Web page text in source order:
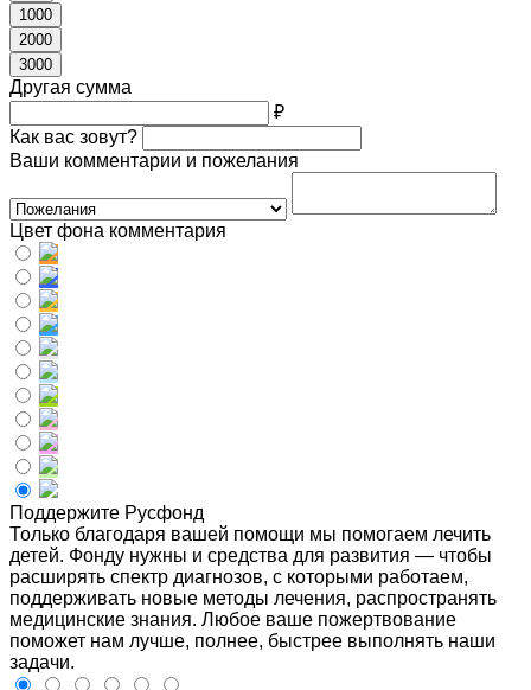
1000
2000
3000
Другая сумма
₽
Как вас зовут?
Ваши комментарии и пожелания
Цвет фона комментария
Поддержите Русфонд
Только благодаря вашей помощи мы помогаем лечить
детей. Фонду нужны и средства для развития — чтобы
расширять спектр диагнозов, с которыми работаем,
поддерживать новые методы лечения, распространять
медицинские знания. Любое ваше пожертвование
поможет нам лучше, полнее, быстрее выполнять наши
задачи.